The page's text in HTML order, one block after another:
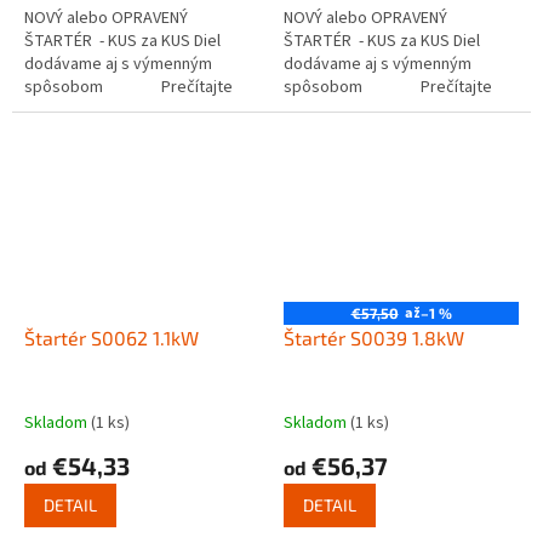
NOVÝ alebo OPRAVENÝ
ŠTARTÉR - KUS za KUS Diel
dodávame aj s výmenným
spôsobom Prečítajte
si ako funguje...
NOVÝ alebo OPRAVENÝ
ŠTARTÉR - KUS za KUS Diel
dodávame aj s výmenným
spôsobom Prečítajte
si ako funguje...
Štartér S0062 1.1kW
Skladom (1 ks)
od €54,33
DETAIL
€57,50 až–1 %
Štartér S0039 1.8kW
Skladom (1 ks)
od €56,37
DETAIL